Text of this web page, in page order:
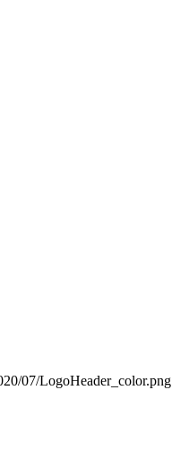
07/LogoHeader_color.png